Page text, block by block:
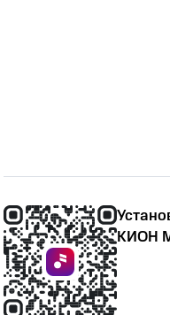
КИОН